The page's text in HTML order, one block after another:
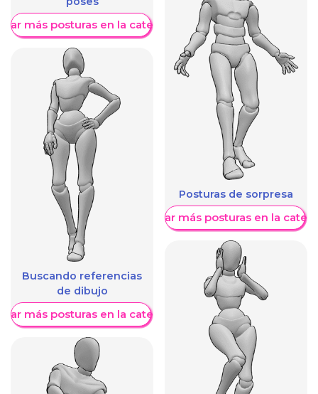
más posturas en la categoría
Buscando referencias
de dibujo
más posturas en la categoría
Posturas de sorpresa
Mostrar más posturas en la